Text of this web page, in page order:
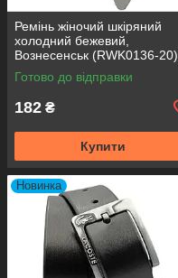
Ремінь жіночий шкіряний
холодний бежевий,
Вознесенськ (RWK0136-20)
Готово до відправки
182 ₴
Купити
Новинка